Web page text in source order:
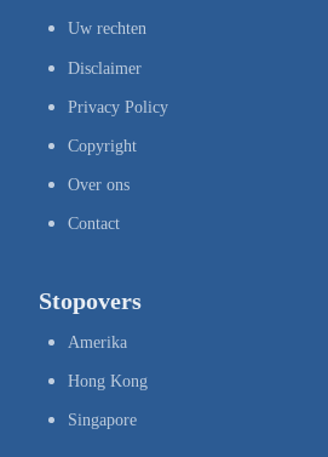
Uw rechten
Disclaimer
Privacy Policy
Copyright
Over ons
Contact
Stopovers
Amerika
Hong Kong
Singapore